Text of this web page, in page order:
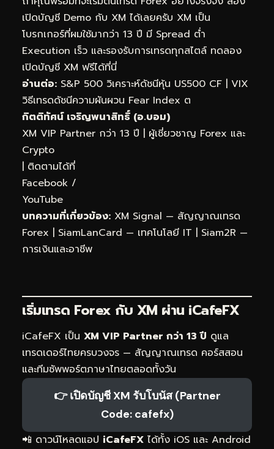
เปิดบัญชี Demo กับ XM ได้เลยครับ XM เป็น
โบรกเกอร์ที่ผมใช้มากว่า 13 ปี มี Spread ต่ำ
Execution เร็ว และรองรับการเทรดทุกสไตล์ ทดลอง
เปิดบัญชี XM ฟรีได้ที่นี่
อ่านต่อ: S&P 500 วิเคราะห์ดัชนีหุ้น US500 CF | VIX
วิธีเทรดดัชนีความผันผวน Fear Index ต
กิตติทัศน์ เจริญพนาสิทธิ์ (อ.บอม)
XM VIP Partner กว่า 13 ปี | ผู้เชี่ยวชาญ Forex และ
Crypto
| ติดตามได้ที่
Facebook /
YouTube
บทความที่เกี่ยวข้อง: XM Signal — สัญญาณเทรด
Forex | SiamLanCard — เทคโนโลยี IT | Siam2R —
การเงินและอาชีพ
เริ่มเทรด Forex กับ XM ผ่าน iCafeFX
iCafeFX เป็น XM VIP Partner กว่า 13 ปี ดูแล
เทรดเดอร์ไทยครบวงจร — สัญญาณเทรด คอร์สสอน
และทีมซัพพอร์ตภาษาไทยตลอดทั้งวัน
👉 เปิดบัญชี XM รับโบนัส (Partner
Code: cafefx)
📲 ดาวน์โหลดแอป iCafeFX ได้ทั้ง iOS และ Android